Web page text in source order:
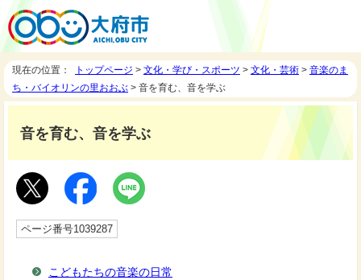
現在の位置： トップページ > 文化・学び・スポーツ > 文化・芸術 > 音楽のま
ち・バイオリンの里おおぶ > 音を育む、音を学ぶ
音を育む、音を学ぶ
ページ番号1039287
こどもたちの音楽の日常